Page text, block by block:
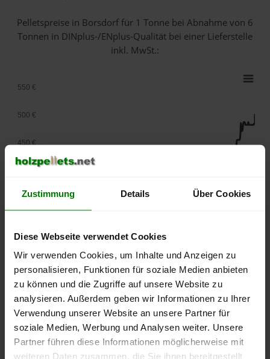
Zustimmung Details Über Cookies
Diese Webseite verwendet Cookies
Wir verwenden Cookies, um Inhalte und Anzeigen zu
personalisieren, Funktionen für soziale Medien anbieten
zu können und die Zugriffe auf unsere Website zu
analysieren. Außerdem geben wir Informationen zu Ihrer
Verwendung unserer Website an unsere Partner für
soziale Medien, Werbung und Analysen weiter. Unsere
Partner führen diese Informationen möglicherweise mit
weiteren Daten zusammen, die Sie ihnen bereitgestellt
Pelletspreise in Borsdorf für 1 Tonne bei Abnahmevon 6
Tonnen in DINplus-/ENplus-Qualität bei einer Lieferstelle
inkl. MwSt.:
lose Ware
2025
Januar
2026
2026
250 €
350 €
450 €
500 €
550 €
Die aktuelle Preisentwicklung für Holzpellets in Deutschland
können Sie jederzeit auf unsererPelletspreise-Seite
nachvollziehen.